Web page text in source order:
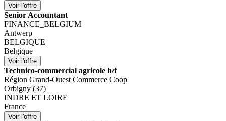
Senior Accountant
FINANCE_BELGIUM
Antwerp
BELGIQUE
Belgique
Technico-commercial agricole h/f
Région Grand-Ouest Commerce Coop
Orbigny (37)
INDRE ET LOIRE
France